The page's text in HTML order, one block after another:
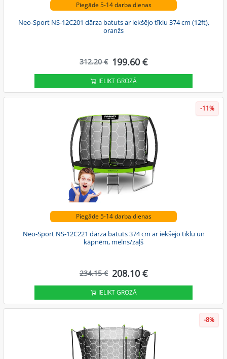
Piegāde 5-14 darba dienas
Neo-Sport NS-12C201 dārza batuts ar iekšējo tīklu 374 cm (12ft),
oranžs
312.20 € 199.60 €
IELIKT GROZĀ
-11%
Piegāde 5-14 darba dienas
Neo-Sport NS-12C221 dārza batuts 374 cm ar iekšējo tīklu un
kāpnēm, melns/zaļš
234.15 € 208.10 €
IELIKT GROZĀ
-8%